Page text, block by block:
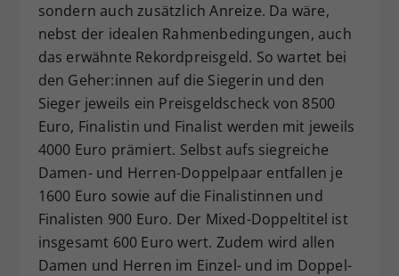
sondern auch zusätzlich Anreize. Da wäre,
nebst der idealen Rahmenbedingungen, auch
das erwähnte Rekordpreisgeld. So wartet bei
den Geher:innen auf die Siegerin und den
Sieger jeweils ein Preisgeldscheck von 8500
Euro, Finalistin und Finalist werden mit jeweils
4000 Euro prämiert. Selbst aufs siegreiche
Damen- und Herren-Doppelpaar entfallen je
1600 Euro sowie auf die Finalistinnen und
Finalisten 900 Euro. Der Mixed-Doppeltitel ist
insgesamt 600 Euro wert. Zudem wird allen
Damen und Herren im Einzel- und im Doppel-